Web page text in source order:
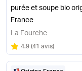
purée et soupe bio
France
La Fourche
Note
4.9 sur 5
(41 avis)